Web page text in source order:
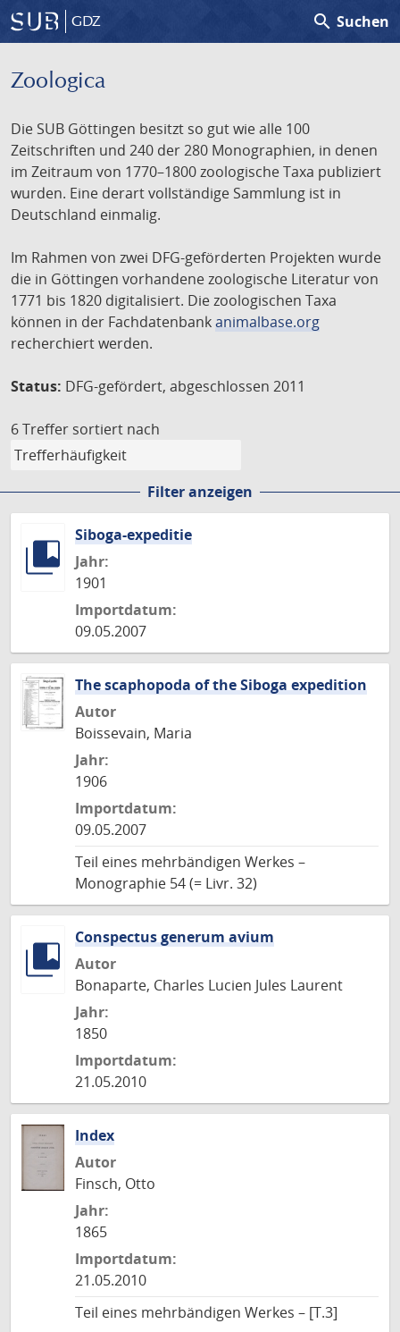
GDZ search Suchen
Zoologica
Die SUB Göttingen besitzt so gut wie alle 100
Zeitschriften und 240 der 280 Monographien, in denen
im Zeitraum von 1770–1800 zoologische Taxa publiziert
wurden. Eine derart vollständige Sammlung ist in
Deutschland einmalig.
Im Rahmen von zwei DFG-geförderten Projekten wurde
die in Göttingen vorhandene zoologische Literatur von
1771 bis 1820 digitalisiert. Die zoologischen Taxa
können in der Fachdatenbankanimalbase.org
recherchiert werden.
Status: DFG-gefördert, abgeschlossen 2011
6 Treffer sortiert nach
Filter anzeigen
Siboga-expeditie
Jahr:
1901
Importdatum:
09.05.2007
The scaphopoda of the Siboga expedition
Autor
Boissevain, Maria
Jahr:
1906
Importdatum:
09.05.2007
Teil eines mehrbändigen Werkes –
Monographie 54 (= Livr. 32)
Conspectus generum avium
Autor
Bonaparte, Charles Lucien Jules Laurent
Jahr:
1850
Importdatum:
21.05.2010
Index
Autor
Finsch, Otto
Jahr:
1865
Importdatum:
21.05.2010
Teil eines mehrbändigen Werkes – [T.3]